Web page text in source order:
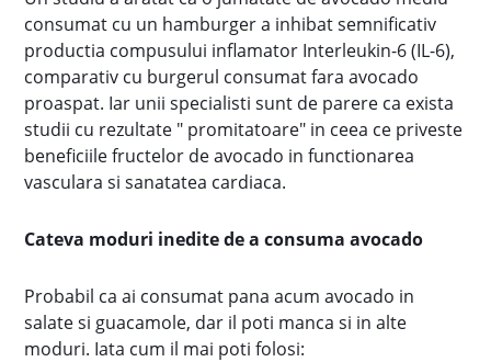
consumat cu un hamburger a inhibat semnificativ
productia compusului inflamator Interleukin-6 (IL-6),
comparativ cu burgerul consumat fara avocado
proaspat. Iar unii specialisti sunt de parere ca exista
studii cu rezultate " promitatoare" in ceea ce priveste
beneficiile fructelor de avocado in functionarea
vasculara si sanatatea cardiaca.
Cateva moduri inedite de a consuma avocado
Probabil ca ai consumat pana acum avocado in
salate si guacamole, dar il poti manca si in alte
moduri. Iata cum il mai poti folosi: